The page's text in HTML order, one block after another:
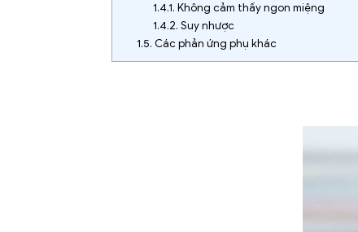
1.4.1. Không cảm thấy ngon miệng
1.4.2. Suy nhược
1.5. Các phản ứng phụ khác